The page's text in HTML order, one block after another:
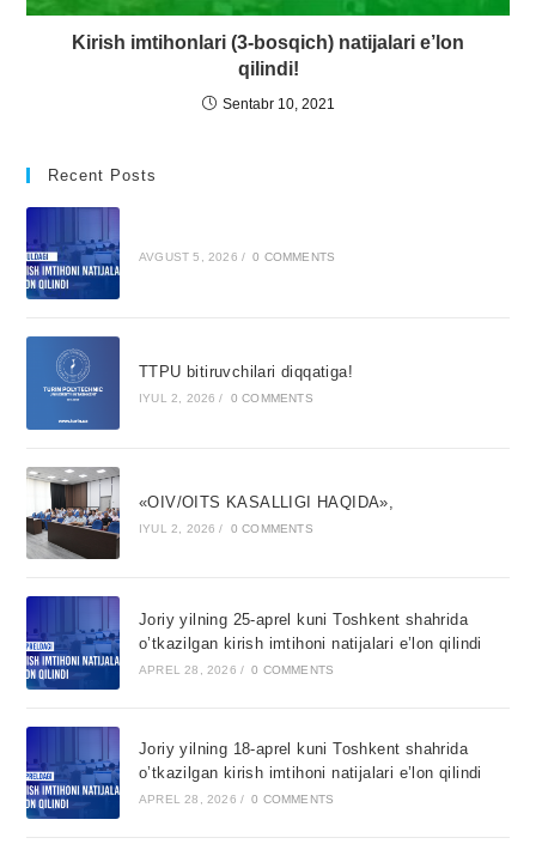
Kirish imtihonlari (3-bosqich) natijalari e’lon
qilindi!
Sentabr 10, 2021
Recent Posts
AVGUST 5, 2026 / 0 COMMENTS
TTPU bitiruvchilari diqqatiga!
IYUL 2, 2026 / 0 COMMENTS
«OIV/OITS KASALLIGI HAQIDA»,
IYUL 2, 2026 / 0 COMMENTS
Joriy yilning 25-aprel kuni Toshkent shahrida
o’tkazilgan kirish imtihoni natijalari e’lon qilindi
APREL 28, 2026 / 0 COMMENTS
Joriy yilning 18-aprel kuni Toshkent shahrida
o’tkazilgan kirish imtihoni natijalari e’lon qilindi
APREL 28, 2026 / 0 COMMENTS